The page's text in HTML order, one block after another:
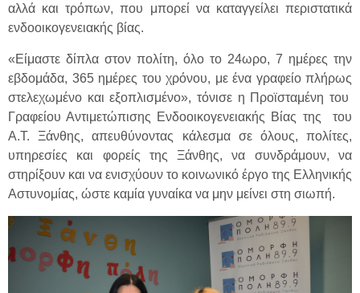
αλλά και τρόπων, που μπορεί να καταγγείλει περιστατικά
ενδοοικογενειακής βίας.
«Είμαστε δίπλα στον πολίτη, όλο το 24ωρο, 7 ημέρες την
εβδομάδα, 365 ημέρες του χρόνου, με ένα γραφείο πλήρως
στελεχωμένο και εξοπλισμένο», τόνισε η Προϊσταμένη του
Γραφείου Αντιμετώπισης Ενδοοικογενειακής Βίας της του
Α.Τ. Ξάνθης, απευθύνοντας κάλεσμα σε όλους, πολίτες,
υπηρεσίες και φορείς της Ξάνθης, να συνδράμουν, να
στηρίξουν και να ενισχύουν το κοινωνικό έργο της Ελληνικής
Αστυνομίας, ώστε καμία γυναίκα να μην μείνει στη σιωπή.